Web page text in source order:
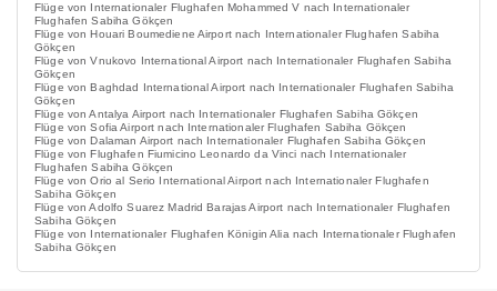
Flüge von Internationaler Flughafen Mohammed V nach Internationaler
Flughafen Sabiha Gökçen
Flüge von Houari Boumediene Airport nach Internationaler Flughafen Sabiha
Gökçen
Flüge von Vnukovo International Airport nach Internationaler Flughafen Sabiha
Gökçen
Flüge von Baghdad International Airport nach Internationaler Flughafen Sabiha
Gökçen
Flüge von Antalya Airport nach Internationaler Flughafen Sabiha Gökçen
Flüge von Sofia Airport nach Internationaler Flughafen Sabiha Gökçen
Flüge von Dalaman Airport nach Internationaler Flughafen Sabiha Gökçen
Flüge von Flughafen Fiumicino Leonardo da Vinci nach Internationaler
Flughafen Sabiha Gökçen
Flüge von Orio al Serio International Airport nach Internationaler Flughafen
Sabiha Gökçen
Flüge von Adolfo Suarez Madrid Barajas Airport nach Internationaler Flughafen
Sabiha Gökçen
Flüge von Internationaler Flughafen Königin Alia nach Internationaler Flughafen
Sabiha Gökçen